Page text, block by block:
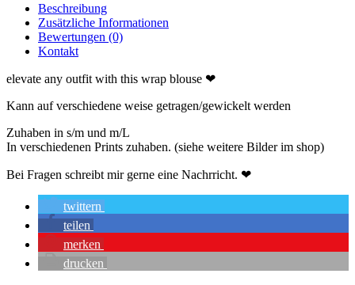
Beschreibung
Zusätzliche Informationen
Bewertungen (0)
Kontakt
elevate any outfit with this wrap blouse ❤
Kann auf verschiedene weise getragen/gewickelt werden
Zuhaben in s/m und m/L
In verschiedenen Prints zuhaben. (siehe weitere Bilder im shop)
Bei Fragen schreibt mir gerne eine Nachrricht. ❤
twittern
teilen
merken
drucken